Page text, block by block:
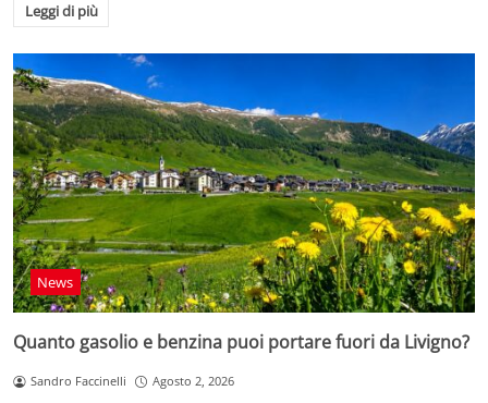
Leggi di più
News
Quanto gasolio e benzina puoi portare fuori da Livigno?
Sandro Faccinelli Agosto 2, 2026